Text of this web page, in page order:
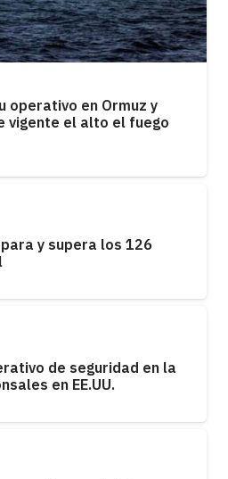
operativo en Ormuz y
vigente el alto el fuego
y supera los 126
de seguridad en la
en EE.UU.